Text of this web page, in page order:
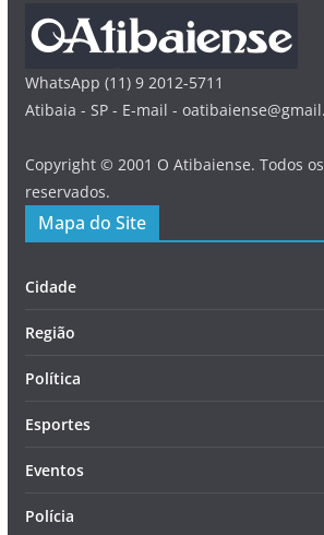
WhatsApp (11) 9 2012-5711
Atibaia - SP - E-mail -
Copyright © 2001 O Atibaiense. Todos
reservados.
Mapa do Site
Cidade
Região
Política
Esportes
Eventos
Polícia